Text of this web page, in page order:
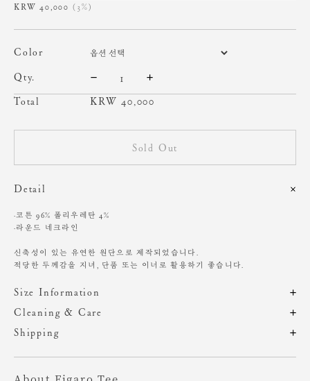
40,000 (3%)
color
qty.
Total
KRW40,000
Sold Out
Detail
·코튼 96% 폴리우레탄 4%
·라운드 네크라인
신축성이 있는 유연한 원단으로 제작되었습니다.
적당한 두께감을 지녀, 단품 또는 이너로 활용하기 좋습니다.
Size Information
제품의 일정 수량을 측정한 평균치수로 재는 방법과 위치에 따라 1~3cm
편차가 있을 수 있습니다. (치수단위 : cm)
Cleaning & Care
드라이클리닝 권장
20도 이하의 물에 중성세제로 손세탁 가능
장시간 수분에 노출시 변형 가능성 있음
Shipping